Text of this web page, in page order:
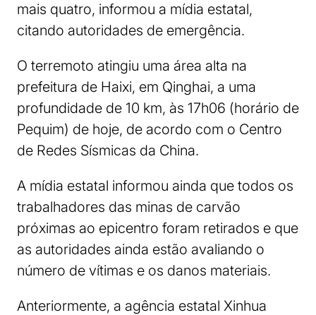
mais quatro, informou a mídia estatal,
citando autoridades de emergência.
O terremoto atingiu uma área alta na
prefeitura de Haixi, em Qinghai, a uma
profundidade de 10 km, às 17h06 (horário de
Pequim) de hoje, de acordo com o Centro
de Redes Sísmicas da China.
A mídia estatal informou ainda que todos os
trabalhadores das minas de carvão
próximas ao epicentro foram retirados e que
as autoridades ainda estão avaliando o
número de vítimas e os danos materiais.
Anteriormente, a agência estatal Xinhua